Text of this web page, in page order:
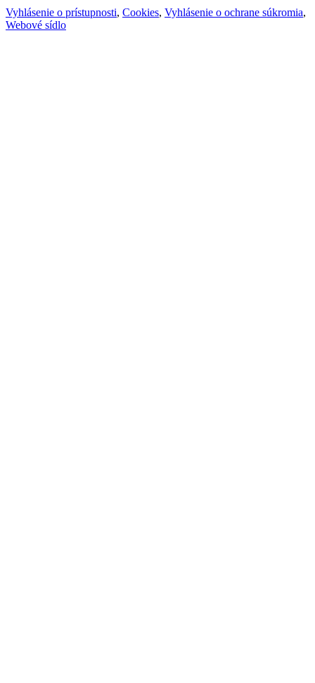
Vyhlásenie o prístupnosti, Cookies, Vyhlásenie o ochrane súkromia,
Webové sídlo